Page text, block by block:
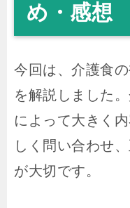
め・感想
今回は、介護食
を解説しました
によって大きく
しく問い合わせ
が大切です。